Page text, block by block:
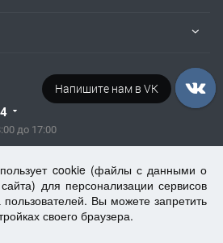
до 17:00
Данченко, 128/1
cookie (файлы с данными о
для персонализации сервисов
Вы можете запретить
своего браузера.
Напишите нам в VK
Напишите нам в Telegram